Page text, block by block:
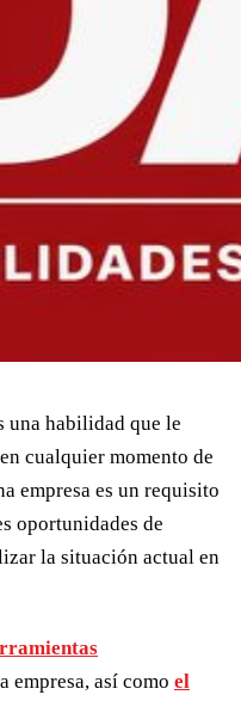
una habilidad que le
cualquier momento de
empresa es un requisito
oportunidades de
la situación actual en
empresa, así como el